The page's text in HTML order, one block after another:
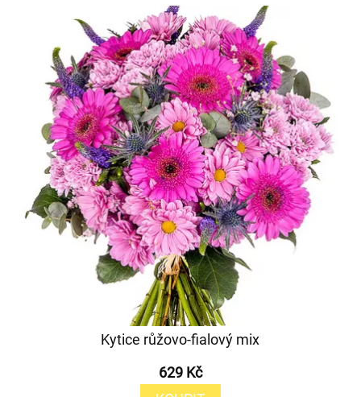
Kytice růžovo-fialový mix
629 Kč